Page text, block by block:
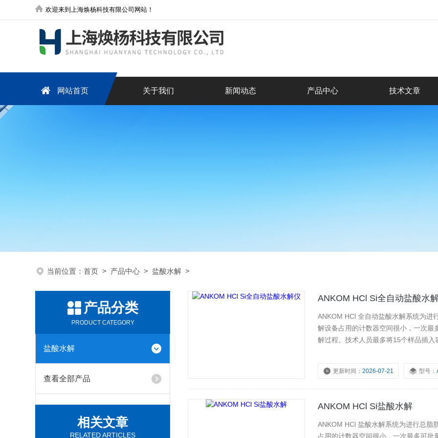
欢迎来到上海焕杨科技有限公司网站！
网站首页 关于我们 新闻动态 产品中心 技术文章
当前位置： 首页 > 产品中心 > 盐酸水解 >
产品分类
PRODUCT CATEGORY
盐酸水解
查看全部产品
相关文章
RELATED ARTICLES
ANKOM HCl Si全自动盐酸水
ANKOM HCl 全自动盐酸水解系统为进
解设备占用的计数器空间很小，一次
解过程。技术人员最多将15个样品插
更新时间：2026-07-21 型号：
ANKOM HCl Si盐酸水解
ANKOM HCl 盐酸水解系统为进行总脂
占用的计数器空间很小，一次最多可